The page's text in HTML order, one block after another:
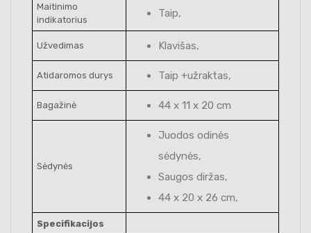
Maitinimo
indikatorius
Taip,
Užvedimas Klavišas,
Atidaromos durys Taip +užraktas,
Bagažinė 44 x 11 x 20 cm
Sėdynės
Juodos odinės
sėdynės,
Saugos diržas,
44 x 20 x 26 cm,
Specifikacijos